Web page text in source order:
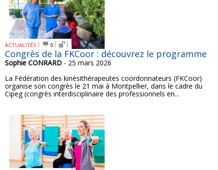
ACTUALITÉS 0
Congrès de la FKCoor : découvrez le programme
Sophie CONRARD - 25 mars 2026
La Fédération des kinésithérapeutes coordonnateurs (FKCoor)
organise son congrès le 21 mai à Montpellier, dans le cadre du
Cipeg (congrès interdisciplinaire des professionnels en...